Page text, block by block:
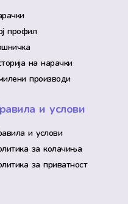
профил
на нарачки
производи
и услови
и услови
за колачиња
за приватност